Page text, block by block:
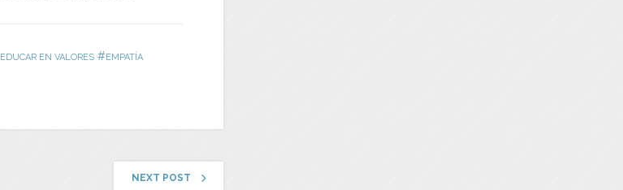
EDUCAR EN VALORES #EMPATÍA
NEXT POST